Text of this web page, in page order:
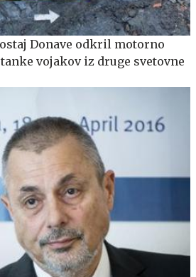
Donave odkril motorno
vojakov iz druge svetovne